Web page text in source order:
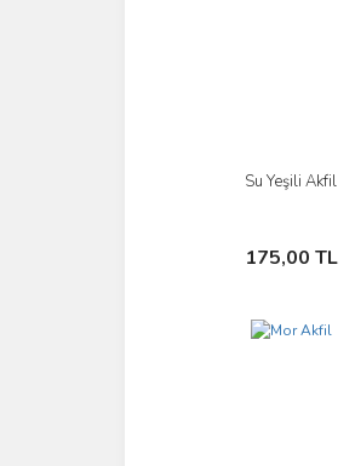
Su Yeşili Akfil
175,00 TL
İncele
Sepete Ekle